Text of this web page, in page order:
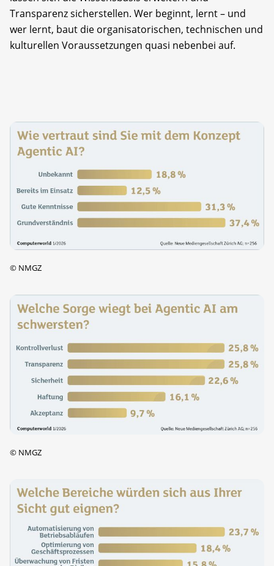
Transparenz sicherstellen. Wer beginnt, lernt – und
wer lernt, baut die organisatorischen, technischen und
kulturellen Voraussetzungen quasi nebenbei auf.
© NMGZ
© NMGZ